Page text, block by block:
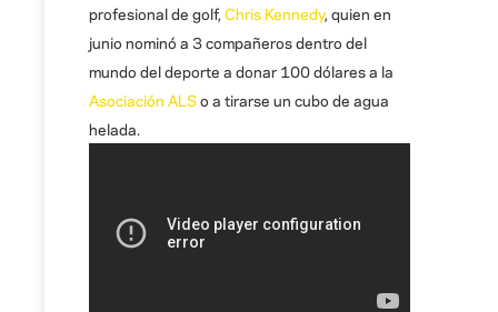
profesional de golf, Chris Kennedy, quien en
junio nominó a 3 compañeros dentro del
mundo del deporte a donar 100 dólares a la
Asociación ALSo a tirarse un cubo de agua
helada.